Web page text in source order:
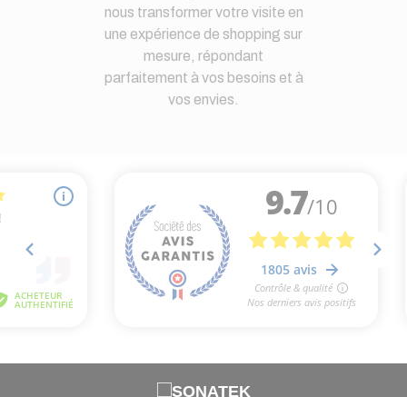
nous transformer votre visite en
une expérience de shopping sur
mesure, répondant
parfaitement à vos besoins et à
vos envies.